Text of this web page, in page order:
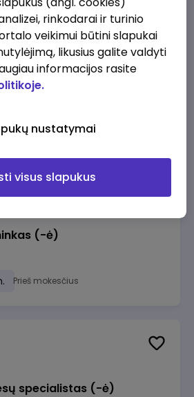
buhalteris(ė)
Prieš mokesčius
(-ė)
Prieš mokesčius
specialistas (-ė)
rinkodarai ir turinio
veikimui būtini slapukai
likusius galite valdyti
informacijos rasite
nustatymai
visus slapukus